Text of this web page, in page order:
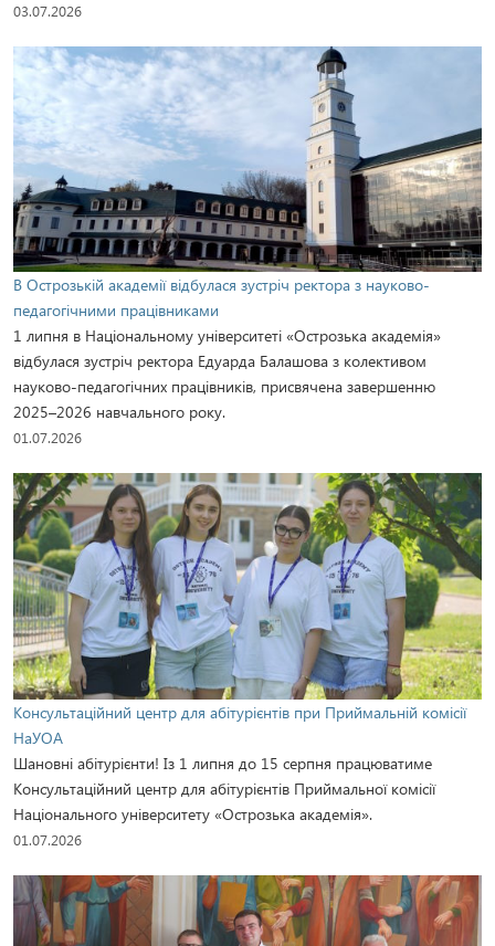
03.07.2026
В Острозькій академії відбулася зустріч ректора з науково-
педагогічними працівниками
1 липня в Національному університеті «Острозька академія»
відбулася зустріч ректора Едуарда Балашова з колективом
науково-педагогічних працівників, присвячена завершенню
2025–2026 навчального року.
01.07.2026
Консультаційний центр для абітурієнтів при Приймальній комісії
НаУОА
Шановні абітурієнти! Із 1 липня до 15 серпня працюватиме
Консультаційний центр для абітурієнтів Приймальної комісії
Національного університету «Острозька академія».
01.07.2026